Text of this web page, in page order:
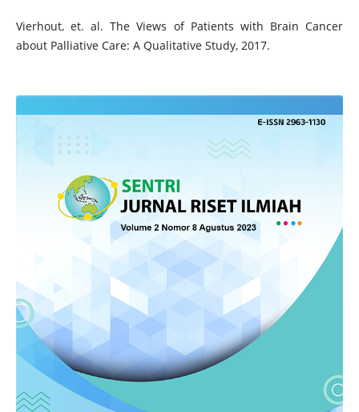
Vierhout, et. al. The Views of Patients with Brain Cancer
about Palliative Care: A Qualitative Study, 2017.